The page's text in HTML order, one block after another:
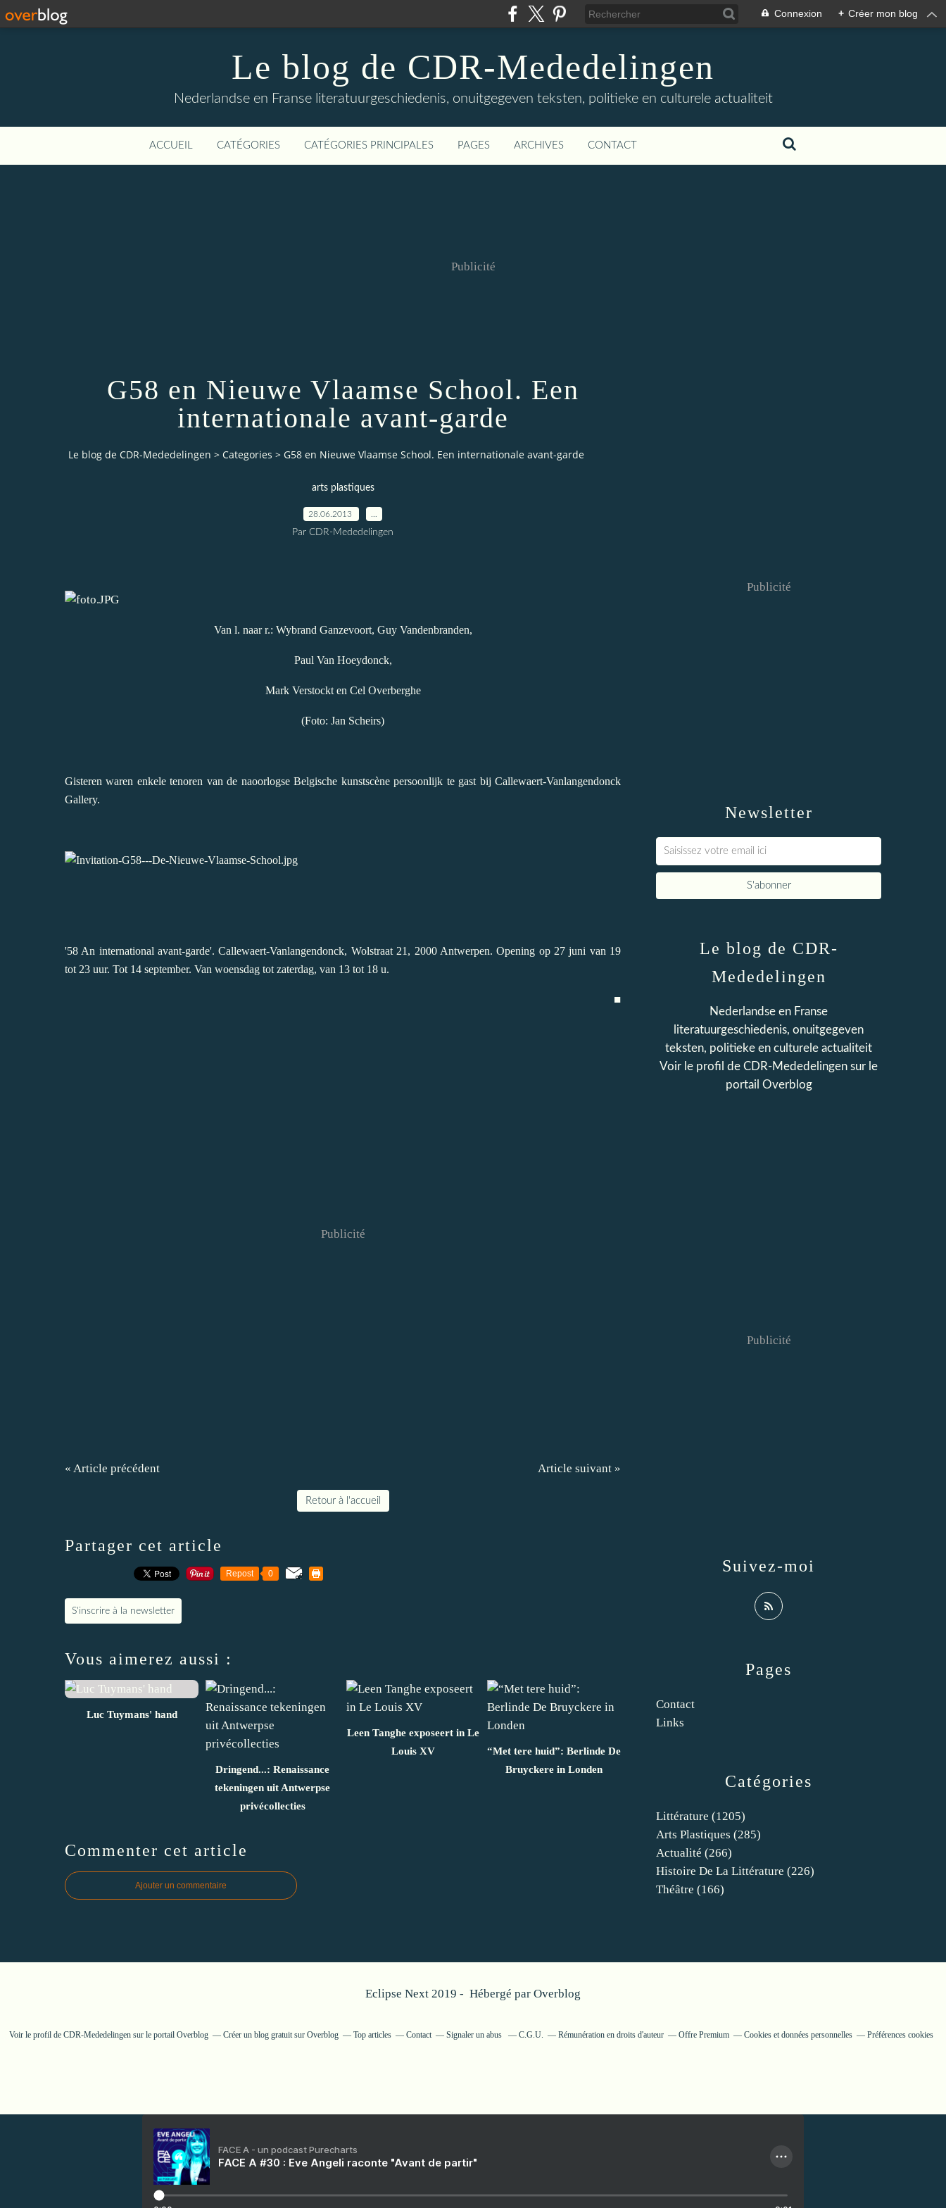
Connexion + Créer mon blog
Le blog de CDR-Mededelingen
Nederlandse en Franse literatuurgeschiedenis, onuitgegeven teksten, politieke en culturele actualiteit
ACCUEIL CATÉGORIES CATÉGORIES PRINCIPALES PAGES ARCHIVES CONTACT
Publicité
G58 en Nieuwe Vlaamse School. Een
internationale avant-garde
Le blog de CDR-Mededelingen > Categories > G58 en Nieuwe Vlaamse School. Een internationale avant-garde
arts plastiques
28.06.2013
Par CDR-Mededelingen
Van l. naar r.: Wybrand Ganzevoort, Guy Vandenbranden,
Paul Van Hoeydonck,
Mark Verstockt en Cel Overberghe
(Foto: Jan Scheirs)
Gisteren waren enkele tenoren van de naoorlogse Belgische kunstscène persoonlijk te gast bij Callewaert-Vanlangendonck
Gallery.
'58 An international avant-garde'. Callewaert-Vanlangendonck, Wolstraat 21, 2000 Antwerpen. Opening op 27 juni van 19
tot 23 uur. Tot 14 september. Van woensdag tot zaterdag, van 13 tot 18 u.
■
Publicité
« Article précédent Article suivant »
Retour à l'accueil
Partager cet article
Repost 0
S'inscrire à la newsletter
Vous aimerez aussi :
Luc Tuymans' hand
Dringend...: Renaissance
tekeningen uit Antwerpse
privécollecties
Leen Tanghe exposeert in Le
Louis XV
“Met tere huid”: Berlinde De
Bruyckere in Londen
Commenter cet article
Ajouter un commentaire
Newsletter
Publicité
Catégories
Littérature (1205)
Arts Plastiques (285)
Actualité (266)
Histoire De La Littérature (226)
Théâtre (166)
Pages
Contact
Links
Le blog de CDR-
Mededelingen
Nederlandse en Franse
literatuurgeschiedenis, onuitgegeven
teksten, politieke en culturele actualiteit
Voir le profil de CDR-Mededelingen sur le
portail Overblog
Suivez-moi
Publicité
Eclipse Next 2019 - Hébergé par Overblog
Voir le profil de CDR-Mededelingensur le portail Overblog Créer un blog gratuit sur Overblog Top articles Contact Signaler un abus C.G.U. Rémunération en droits d'auteur Offre Premium Cookies et données personnelles Préférences cookies
FACE A - un podcast Purecharts
FACE A #30 : Eve Angeli raconte "Avant de partir"